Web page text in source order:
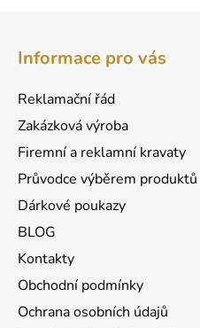
Informace pro vás
Reklamační řád
Zakázková výroba
Firemní a reklamní kravaty
Průvodce výběrem produktů
Dárkové poukazy
BLOG
Kontakty
Obchodní podmínky
Ochrana osobních údajů